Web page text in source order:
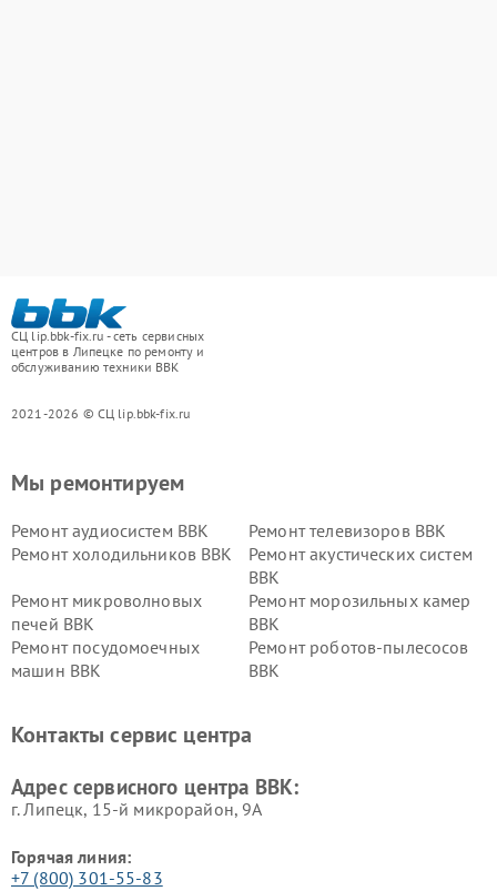
СЦ lip.bbk-fix.ru - сеть сервисных
центров в Липецке по ремонту и
обслуживанию техники BBK
2021-2026 © СЦ lip.bbk-fix.ru
Мы ремонтируем
Ремонт аудиосистем BBK
Ремонт телевизоров BBK
Ремонт холодильников BBK
Ремонт акустических систем
BBK
Ремонт микроволновых
печей BBK
Ремонт морозильных камер
BBK
Ремонт посудомоечных
машин BBK
Ремонт роботов-пылесосов
BBK
Ремонт винных шкафов BBK
Контакты сервис центра
Адрес сервисного центра BBK:
г. Липецк, 15-й микрорайон, 9А
Горячая линия:
+7 (800) 301-55-83